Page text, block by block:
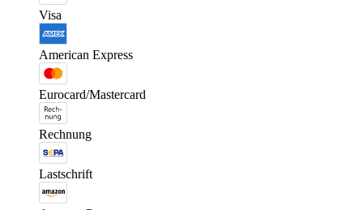
Visa
American Express
Eurocard/Mastercard
Rechnung
Lastschrift